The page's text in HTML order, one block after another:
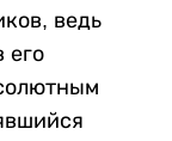
ведь
его